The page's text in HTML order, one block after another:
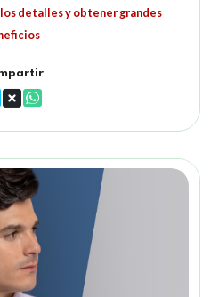
detalles y obtener grandes